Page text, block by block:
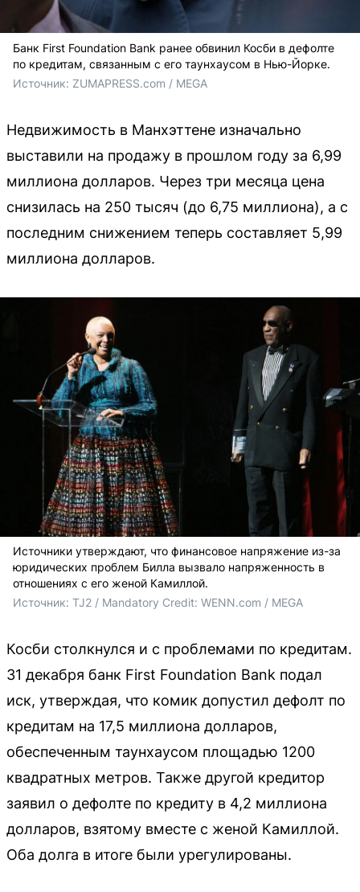
Банк First Foundation Bank ранее обвинил Косби в дефолте
по кредитам, связанным с его таунхаусом в Нью-Йорке.
Источник: ZUMAPRESS.com / MEGA
Недвижимость в Манхэттене изначально
выставили на продажу в прошлом году за 6,99
миллиона долларов. Через три месяца цена
снизилась на 250 тысяч (до 6,75 миллиона), а с
последним снижением теперь составляет 5,99
миллиона долларов.
Источники утверждают, что финансовое напряжение из-за
юридических проблем Билла вызвало напряженность в
отношениях с его женой Камиллой.
Источник: TJ2 / Mandatory Credit: WENN.com / MEGA
Косби столкнулся и с проблемами по кредитам.
31 декабря банк First Foundation Bank подал
иск, утверждая, что комик допустил дефолт по
кредитам на 17,5 миллиона долларов,
обеспеченным таунхаусом площадью 1200
квадратных метров. Также другой кредитор
заявил о дефолте по кредиту в 4,2 миллиона
долларов, взятому вместе с женой Камиллой.
Оба долга в итоге были урегулированы.